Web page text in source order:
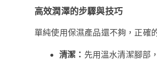
高效潤澤的步驟與技巧
單純使用保濕產品還不夠，正確
清潔： 先用溫水清潔腳部